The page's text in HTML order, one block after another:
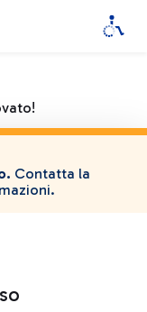
Contatta la